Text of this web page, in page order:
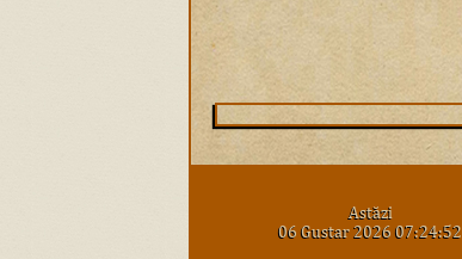
Astăzi
06 Gustar 2026 07:24:52